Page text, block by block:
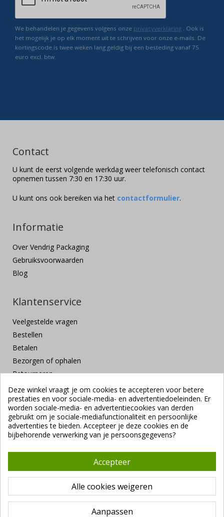
We behandelen je gegevens volgens onze privacyverklaring . Ook is
het mogelijk je op elk moment uit te schrijven voor onze e-mails. De
kortingscode is twee weken lang geldig bij een besteding vanaf 75
euro excl. btw.
Contact
U kunt de eerst volgende werkdag weer telefonisch contact
opnemen tussen 7:30 en 17:30 uur.
U kunt ons ook bereiken via het contactformulier.
Informatie
Over Vendrig Packaging
Gebruiksvoorwaarden
Blog
Klantenservice
Veelgestelde vragen
Bestellen
Betalen
Bezorgen of ophalen
Retourneren
Klachten en suggesties
Contact
Veilig betalen
Vendrig Packaging B.V.1941 - 2026 |
voorwaarden|VUNL branchevoorwaarden|Privacybeleid
Deze winkel vraagt je om cookies te accepteren voor betere
prestaties en voor sociale-media- en advertentiedoeleinden. Er
worden sociale-media- en advertentiecookies van derden
gebruikt om je sociale-mediafunctionaliteit en persoonlijke
advertenties te bieden. Accepteer je deze cookies en de
bijbehorende verwerking van je persoonsgegevens?
Accepteer
Alle cookies weigeren
Aanpassen